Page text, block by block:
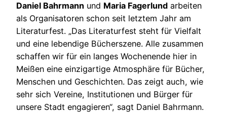
Daniel Bahrmann und Maria Fagerlund arbeiten
als Organisatoren schon seit letztem Jahr am
Literaturfest. „Das Literaturfest steht für Vielfalt
und eine lebendige Bücherszene. Alle zusammen
schaffen wir für ein langes Wochenende hier in
Meißen eine einzigartige Atmosphäre für Bücher,
Menschen und Geschichten. Das zeigt auch, wie
sehr sich Vereine, Institutionen und Bürger für
unsere Stadt engagieren“, sagt Daniel Bahrmann.